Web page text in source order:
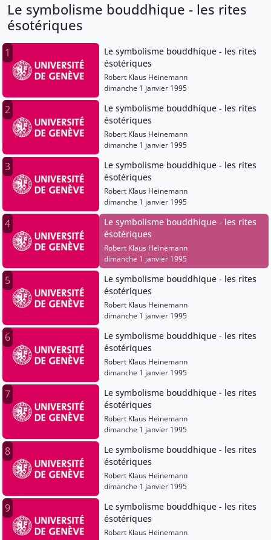
Le symbolisme bouddhique - les rites
ésotériques
1
Le symbolisme bouddhique - les rites
ésotériques
Robert Klaus Heinemann
dimanche 1 janvier 1995
2
Le symbolisme bouddhique - les rites
ésotériques
Robert Klaus Heinemann
dimanche 1 janvier 1995
3
Le symbolisme bouddhique - les rites
ésotériques
Robert Klaus Heinemann
dimanche 1 janvier 1995
4
Le symbolisme bouddhique - les rites
ésotériques
Robert Klaus Heinemann
dimanche 1 janvier 1995
5
Le symbolisme bouddhique - les rites
ésotériques
Robert Klaus Heinemann
dimanche 1 janvier 1995
6
Le symbolisme bouddhique - les rites
ésotériques
Robert Klaus Heinemann
dimanche 1 janvier 1995
7
Le symbolisme bouddhique - les rites
ésotériques
Robert Klaus Heinemann
dimanche 1 janvier 1995
8
Le symbolisme bouddhique - les rites
ésotériques
Robert Klaus Heinemann
dimanche 1 janvier 1995
9
Le symbolisme bouddhique - les rites
ésotériques
Robert Klaus Heinemann